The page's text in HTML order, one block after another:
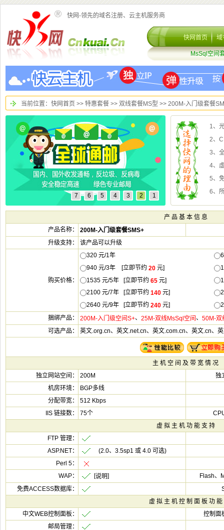
快网-领先的域名注册、云主机服务商
> > >> 200M-入门级套餐
2、
3、
4、
5、
6、
该产品可以升级
320 元/1
940 元/3年 [立即节
元]
1535 元/5年 [立即节
元]
2100 元/7年 [立即节
元]
2640 元/9年 [立即节
元]
英文.org.cn、英文.net.cn、英文.com.cn、英文.cn、
200M
BGP多线
512 Kbps
75个
(2.0、3.5sp1 或 4.0 可选)
[